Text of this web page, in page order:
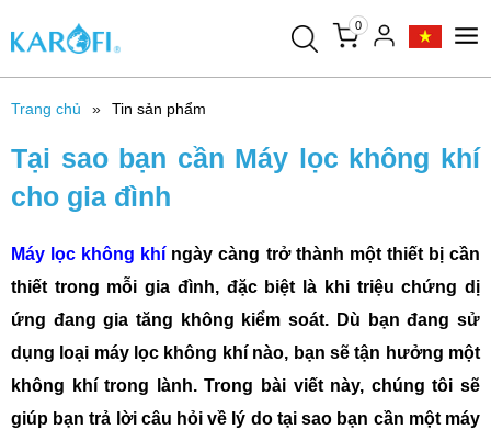
0
Trang chủ Tin sản phẩm
Tại sao bạn cần Máy lọc không khí
cho gia đình
Máy lọc không khí ngày càng trở thành một thiết bị cần
thiết trong mỗi gia đình, đặc biệt là khi triệu chứng dị
ứng đang gia tăng không kiểm soát. Dù bạn đang sử
dụng loại máy lọc không khí nào, bạn sẽ tận hưởng một
không khí trong lành. Trong bài viết này, chúng tôi sẽ
giúp bạn trả lời câu hỏi về lý do tại sao bạn cần một máy